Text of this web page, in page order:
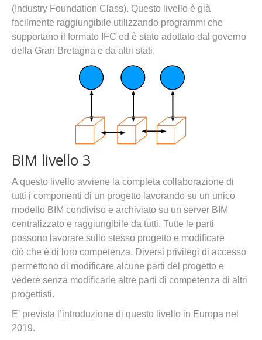
(Industry Foundation Class). Questo livello è già
facilmente raggiungibile utilizzando programmi che
supportano il formato IFC ed è stato adottato dal governo
della Gran Bretagna e da altri stati.
BIM livello 3
A questo livello avviene la completa collaborazione di
tutti i componenti di un progetto lavorando su un unico
modello BIM condiviso e archiviato su un server BIM
centralizzato e raggiungibile da tutti. Tutte le parti
possono lavorare sullo stesso progetto e modificare
ciò che è di loro competenza. Diversi privilegi di accesso
permettono di modificare alcune parti del progetto e
vedere senza modificarle altre parti di competenza di altri
progettisti.
E’ prevista l’introduzione di questo livello in Europa nel
2019.